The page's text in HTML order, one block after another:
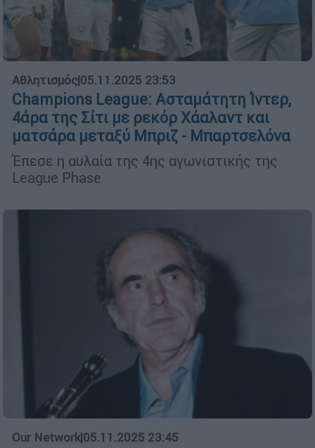
Αθλητισμός|05.11.2025 23:53
Champions League: Ασταμάτητη Ίντερ,
4άρα της Σίτι με ρεκόρ Χάαλαντ και
ματσάρα μεταξύ Μπριζ - Μπαρτσελόνα
Έπεσε η αυλαία της 4ης αγωνιστικής της
League Phase
Our Network|05.11.2025 23:45